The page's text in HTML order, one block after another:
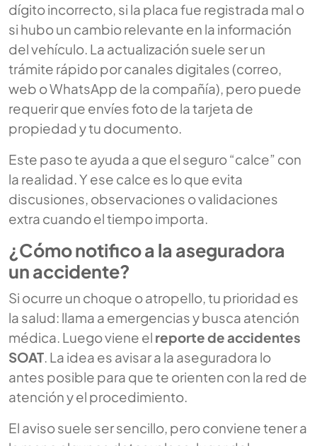
dígito incorrecto, si la placa fue registrada mal o
si hubo un cambio relevante en la información
del vehículo. La actualización suele ser un
trámite rápido por canales digitales (correo,
web o WhatsApp de la compañía), pero puede
requerir que envíes foto de la tarjeta de
propiedad y tu documento.
Este paso te ayuda a que el seguro “calce” con
la realidad. Y ese calce es lo que evita
discusiones, observaciones o validaciones
extra cuando el tiempo importa.
¿Cómo notifico a la aseguradora
un accidente?
Si ocurre un choque o atropello, tu prioridad es
la salud: llama a emergencias y busca atención
médica. Luego viene el reporte de accidentes
SOAT. La idea es avisar a la aseguradora lo
antes posible para que te orienten con la red de
atención y el procedimiento.
El aviso suele ser sencillo, pero conviene tener a